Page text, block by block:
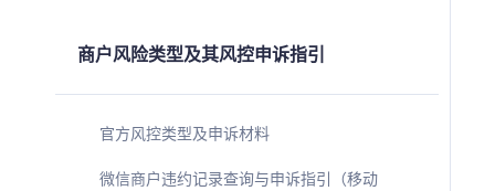
商户风险类型及其风控申诉指引
官方风控类型及申诉材料
微信商户违约记录查询与申诉指引（移动